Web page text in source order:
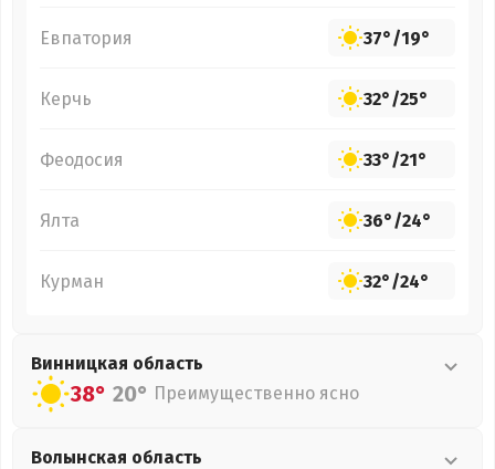
Евпатория 37°/19°
Керчь 32°/25°
Феодосия 33°/21°
Ялта 36°/24°
Курман 32°/24°
Винницкая область
38° 20° Преимущественно ясно
Волынская область